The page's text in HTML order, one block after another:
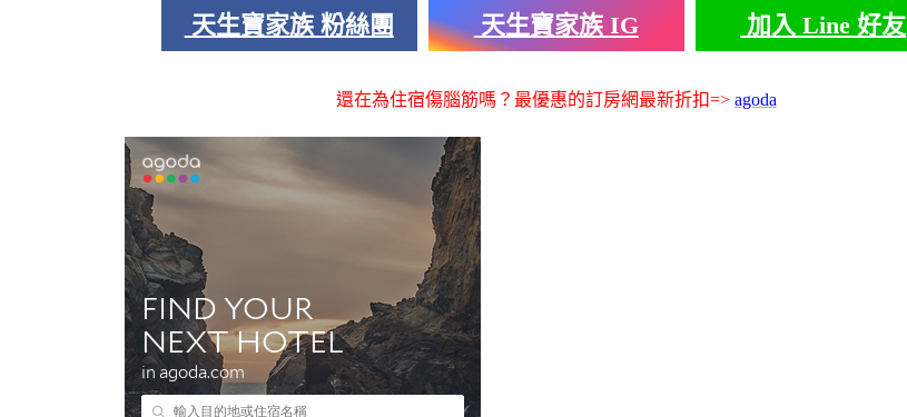
天生寶家族 粉絲團 天生寶家族 IG 加入 Line 好友
還在為住宿傷腦筋嗎？最優惠的訂房網最新折扣=> agoda